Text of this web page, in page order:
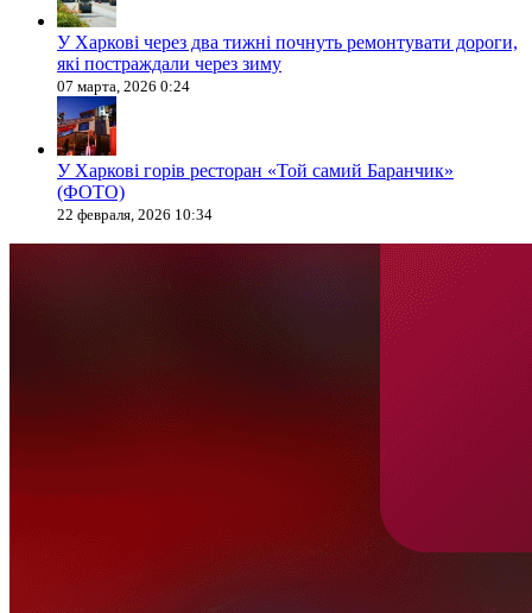
У Харкові через два тижні почнуть ремонтувати дороги,
які постраждали через зиму
07 марта, 2026 0:24
У Харкові горів ресторан «Той самий Баранчик»
(ФОТО)
22 февраля, 2026 10:34